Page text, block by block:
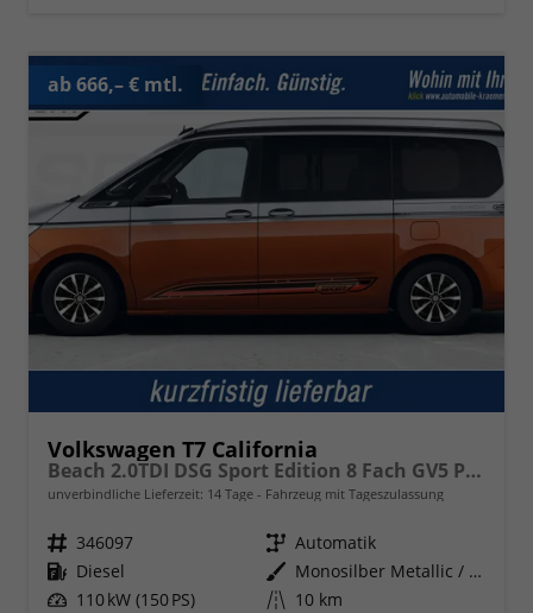
ab 666,– € mtl.
Volkswagen T7 California
Beach 2.0TDI DSG Sport Edition 8 Fach GV5 Premium+
unverbindliche Lieferzeit: 14 Tage Fahrzeug mit Tageszulassung
Fahrzeugnr. 346097 Getriebe Automatik
Kraftstoff Diesel Außenfarbe
Monosilber Metallic / Energetic Orange Metallic
Leistung 110 kW (150 PS) Kilometerstand 10 km